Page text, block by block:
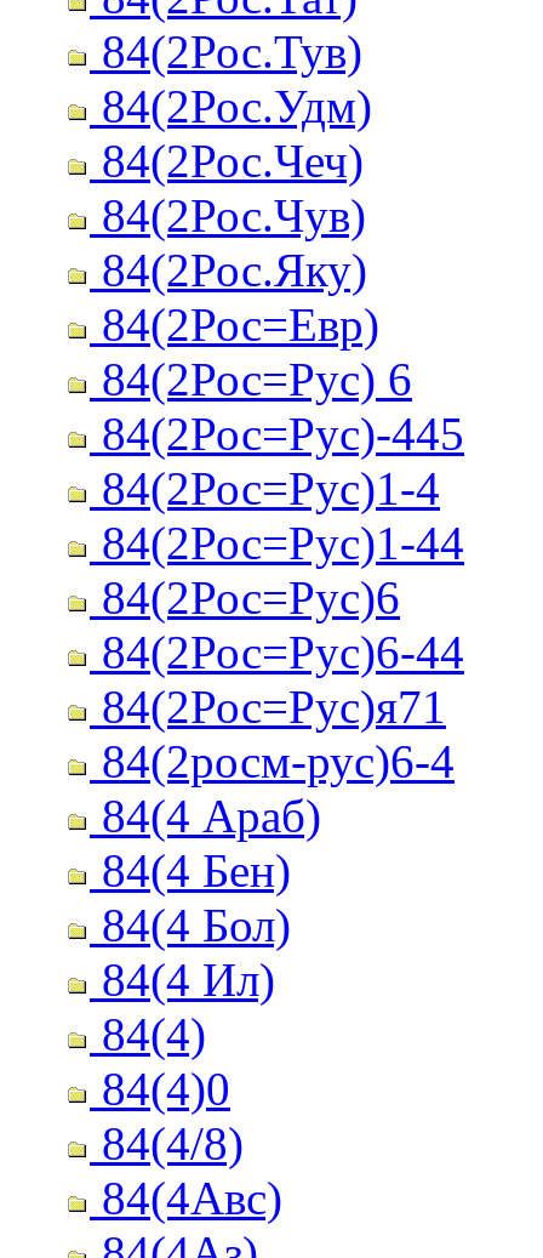
84(2Рос.Тув)
84(2Рос.Удм)
84(2Рос.Чеч)
84(2Рос.Чув)
84(2Рос.Яку)
84(2Рос=Евр)
84(2Рос=Рус) 6
84(2Рос=Рус)-445
84(2Рос=Рус)1-4
84(2Рос=Рус)1-44
84(2Рос=Рус)6
84(2Рос=Рус)6-44
84(2Рос=Рус)я71
84(2росм-рус)6-4
84(4 Араб)
84(4 Бен)
84(4 Бол)
84(4 Ил)
84(4)
84(4)0
84(4/8)
84(4Авс)